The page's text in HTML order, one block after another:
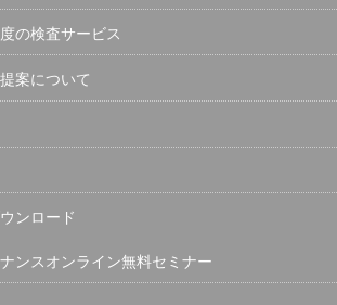
の検査サービス
案について
ンロード
ンスオンライン無料セミナー